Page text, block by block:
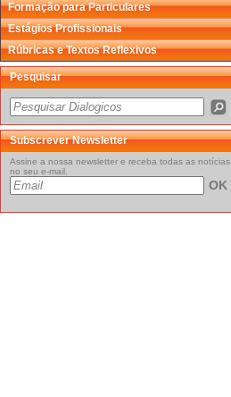
Formação para Particulares
Estágios Profissionais
Rúbricas e Textos Reflexivos
Pesquisar
Subscrever Newsletter
Assine a nossa newsletter e receba todas as notícias
no seu e-mail.
OK